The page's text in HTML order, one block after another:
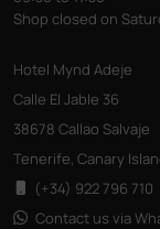
Shop closed on
Hotel Mynd Adeje
Calle El Jable 36
38678 Callao Salvaje
Tenerife, Canary
(+34) 922 796 710
Contact us via